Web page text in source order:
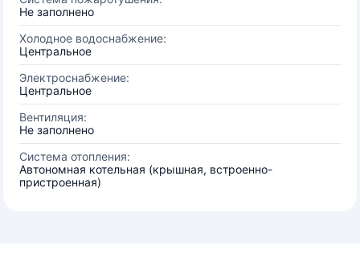
Не заполнено
Холодное водоснабжение:
Центральное
Электроснабжение:
Центральное
Вентиляция:
Не заполнено
Система отопления:
Автономная котельная (крышная, встроенно-
пристроенная)